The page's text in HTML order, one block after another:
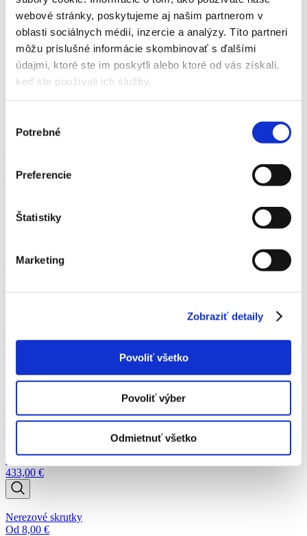
webové stránky, poskytujeme aj našim partnerom v
oblasti sociálnych médií, inzercie a analýzy. Títo partneri
môžu príslušné informácie skombinovať s ďalšími
údajmi, ktoré ste im poskytli alebo ktoré od vás získali,
keď ste používali ich služby.
súhlasu
Potrebné
Preferencie
Štatistiky
Marketing
Zobraziť detaily
Povoliť všetko
Povoliť výber
Odmietnuť všetko
Domov
Produkty
Skleníky
Rada Variant
Doplnky Variant
Strešné okno s automatickým otváračom- lakovaná
konštrukcia- VARIANT
Pokiaľ potrebujete dôkladnejšie vetranie môžete si priobjednať
určený pre všetky skleníky rady Variant. Veľmi rýchlo reaguje na
zmenu teploty v skleníku. Odľahčená konštrukcia pozostáva z
52,28€
Podobné produkty
Spojka T ku kvapkovej závlahe
0,30€
433,00 €
Nerezové skrutky
Od 8,00 €